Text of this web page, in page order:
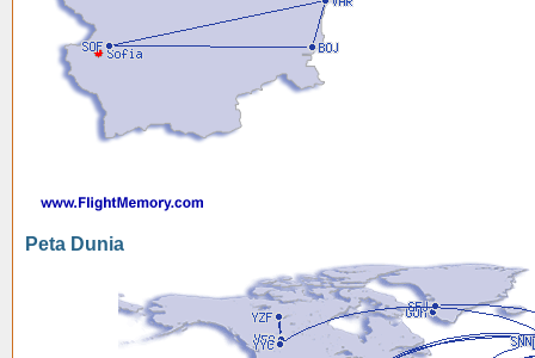
Peta Dunia